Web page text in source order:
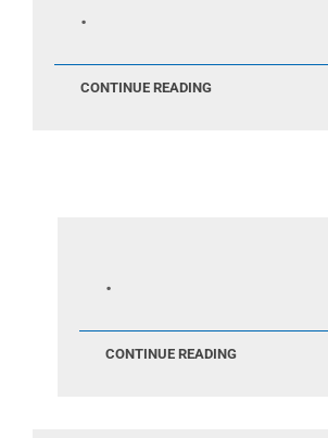
.
CONTINUE READING
.
CONTINUE READING